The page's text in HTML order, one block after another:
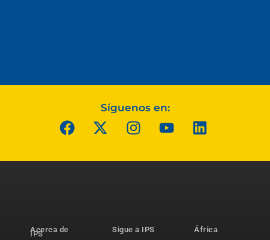
Síguenos en:
Acerca de
IPS
Sigue a IPS
África